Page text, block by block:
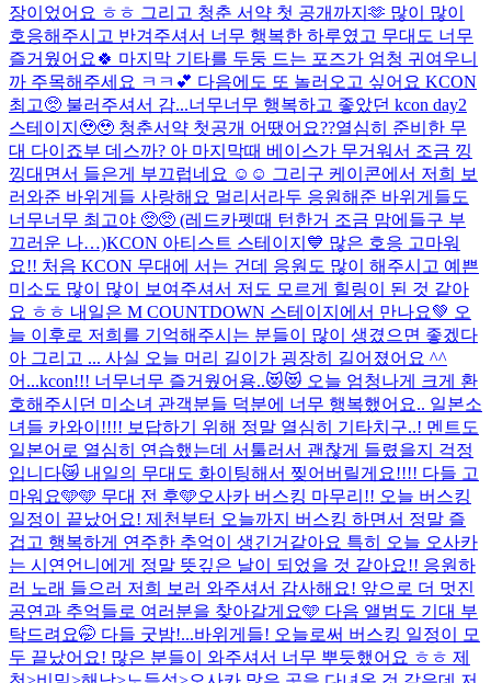
장이었어요 ㅎㅎ 그리고 청춘 서약 첫 공개까지🫶 많이 많이
호응해주시고 반겨주셔서 너무 행복한 하루였고 무대도 너무
즐거웠어요🍀 마지막 기타를 두둥 드는 포즈가 엄청 귀여우니
까 주목해주세요 ㅋㅋ💕 다음에도 또 놀러오고 싶어요 KCON
최고🥺 불러주셔서 감...너무너무 행복하고 좋았던 kcon day2
스테이지🥹🥹 청춘서약 첫공개 어땠어요??열심히 준비한 무
대 다이죠부 데스까? 아 마지막때 베이스가 무거워서 조금 낑
낑대면서 들은게 부끄럽네요 ☺️☺️ 그리구 케이콘에서 저희 보
러와준 바위게들 사랑해요 멀리서라두 응원해준 바위게들도
너무너무 최고야 🥺🥺 (레드카펫때 턴한거 조금 맘에들구 부
끄러운 나…)KCON 아티스트 스테이지💙 많은 호응 고마워
요!! 처음 KCON 무대에 서는 건데 응원도 많이 해주시고 예쁜
미소도 많이 많이 보여주셔서 저도 모르게 힐링이 된 것 같아
요 ㅎㅎ 내일은 M COUNTDOWN 스테이지에서 만나요💚 오
늘 이후로 저희를 기억해주시는 분들이 많이 생겼으면 좋겠다
아 그리고 ... 사실 오늘 머리 길이가 굉장히 길어졌어요 ^^
어...kcon!!! 너무너무 즐거웠어용..😻😻 오늘 엄청나게 크게 환
호해주시던 미소녀 관객분들 덕분에 너무 행복했어요.. 일본소
녀들 카와이!!!! 보답하기 위해 정말 열심히 기타치구..! 멘트도
일본어로 열심히 연습했는데 서툴러서 괜찮게 들렸을지 걱정
입니다😿 내일의 무대도 화이팅해서 찢어버릴게요!!!! 다들 고
마워요🩵🩵 무대 전 후🩵오사카 버스킹 마무리!! 오늘 버스킹
일정이 끝났어요! 제천부터 오늘까지 버스킹 하면서 정말 즐
겁고 행복하게 연주한 추억이 생긴거같아요 특히 오늘 오사카
는 시연언니에게 정말 뜻깊은 날이 되었을 것 같아요!! 응원하
러 노래 들으러 저희 보러 와주셔서 감사해요! 앞으로 더 멋진
공연과 추억들로 여러분을 찾아갈게요🩵 다음 앨범도 기대 부
탁드려요🤭 다들 굿밤!...바위게들! 오늘로써 버스킹 일정이 모
두 끝났어요! 많은 분들이 와주셔서 너무 뿌듯했어요 ㅎㅎ 제